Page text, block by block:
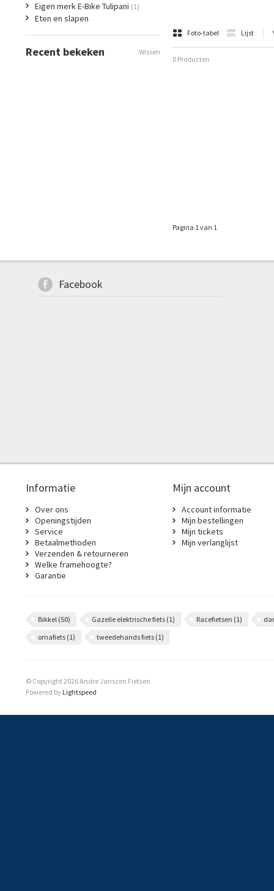
Foto-tabel Lijst
0 Producten
Pagina 1 van 1
Eigen merk E-Bike Tulipani (1)
Eten en slapen
Recent bekeken Wissen
Facebook
Informatie
Over ons
Openingstijden
Service
Betaalmethoden
Verzenden & retourneren
Welke framehoogte?
Garantie
Mijn account
Account informatie
Mijn bestellingen
Mijn tickets
Mijn verlanglijst
Bikkel (50) Gazelle elektrische fiets (1) Racefietsen (1)
omafiets (1) tweedehands fiets (1)
© Copyright 2026 Andre Janszen Fietsen
Powered by Lightspeed